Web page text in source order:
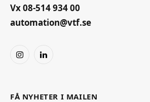
Vx 08-514 934 00
automation@vtf.se
InstagramLinkedIn
FÅ NYHETER I MAILEN